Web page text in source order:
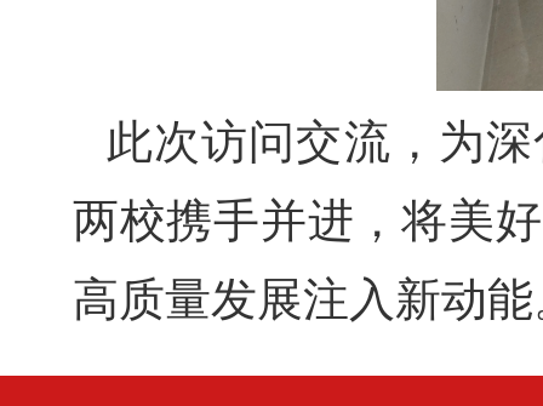
此次访问交流，为
两校携手并进，将美
高质量发展注入新动